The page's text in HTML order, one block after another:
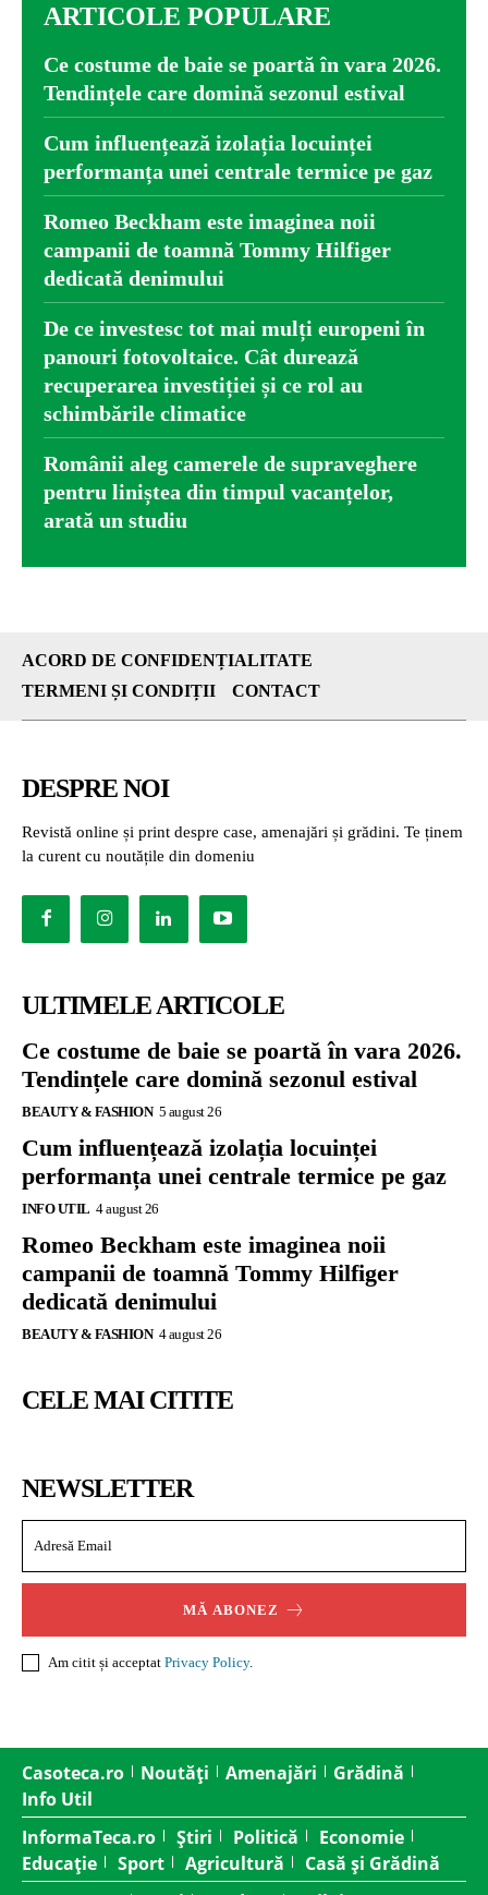
ARTICOLE POPULARE
Ce costume de baie se poartă în vara 2026.
Tendințele care domină sezonul estival
Cum influențează izolația locuinței
performanța unei centrale termice pe gaz
Romeo Beckham este imaginea noii
campanii de toamnă Tommy Hilfiger
dedicată denimului
De ce investesc tot mai mulți europeni în
panouri fotovoltaice. Cât durează
recuperarea investiției și ce rol au
schimbările climatice
Românii aleg camerele de supraveghere
pentru liniștea din timpul vacanțelor,
arată un studiu
ACORD DE CONFIDENȚIALITATE
TERMENI ȘI CONDIȚII
CONTACT
DESPRE NOI
Revistă online și print despre case, amenajări și grădini. Te ținem
la curent cu noutățile din domeniu
ULTIMELE ARTICOLE
Ce costume de baie se poartă în vara 2026.
Tendințele care domină sezonul estival
BEAUTY & FASHION 5 august 26
Cum influențează izolația locuinței
performanța unei centrale termice pe gaz
INFO UTIL 4 august 26
Romeo Beckham este imaginea noii
campanii de toamnă Tommy Hilfiger
dedicată denimului
BEAUTY & FASHION 4 august 26
CELE MAI CITITE
NEWSLETTER
MĂ ABONEZ
Am citit și acceptat Privacy Policy.
Casoteca.ro Noutăți Amenajări
Grădină
Info Util
InformaTeca.ro
Știri Politică
Economie
Educație
Sport Agricultură
Casă și Grădină